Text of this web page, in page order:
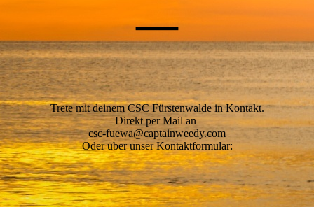
—
Trete mit deinem CSC Fürstenwalde in Kontakt.
Direkt per Mail an
csc-fuewa@captainweedy.com
Oder über unser Kontaktformular: